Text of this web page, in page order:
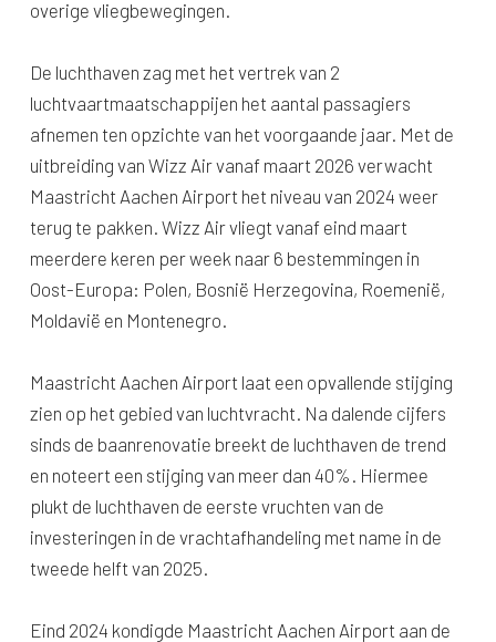
overige vliegbewegingen.
De luchthaven zag met het vertrek van 2
luchtvaartmaatschappijen het aantal passagiers
afnemen ten opzichte van het voorgaande jaar. Met de
uitbreiding van Wizz Air vanaf maart 2026 verwacht
Maastricht Aachen Airport het niveau van 2024 weer
terug te pakken. Wizz Air vliegt vanaf eind maart
meerdere keren per week naar 6 bestemmingen in
Oost-Europa: Polen, Bosnië Herzegovina, Roemenië,
Moldavië en Montenegro.
Maastricht Aachen Airport laat een opvallende stijging
zien op het gebied van luchtvracht. Na dalende cijfers
sinds de baanrenovatie breekt de luchthaven de trend
en noteert een stijging van meer dan 40%. Hiermee
plukt de luchthaven de eerste vruchten van de
investeringen in de vrachtafhandeling met name in de
tweede helft van 2025.
Eind 2024 kondigde Maastricht Aachen Airport aan de